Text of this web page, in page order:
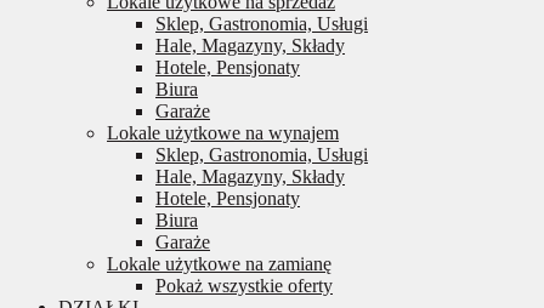
Sklep, Gastronomia, Usługi
Hale, Magazyny, Składy
Hotele, Pensjonaty
Biura
Garaże
Lokale użytkowe na wynajem
Sklep, Gastronomia, Usługi
Hale, Magazyny, Składy
Hotele, Pensjonaty
Biura
Garaże
Lokale użytkowe na zamianę
Pokaż wszystkie oferty